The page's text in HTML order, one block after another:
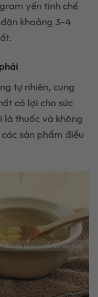
yến tinh chế
khoảng 3-4
tự nhiên, cung
có lợi cho sức
là thuốc và không
sản phẩm điều